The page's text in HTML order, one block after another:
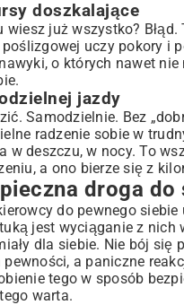
doszkalające
wiesz już wszystko?
uczy pokory
o których nawet
jazdy
Samodzielnie. Bez
radzenie sobie w
w deszczu, w nocy. To
a ono bierze się z
droga
do pewnego
jest wyciąganie z nich
dla siebie. Nie bój
a paniczne
tego w sposób
warta.